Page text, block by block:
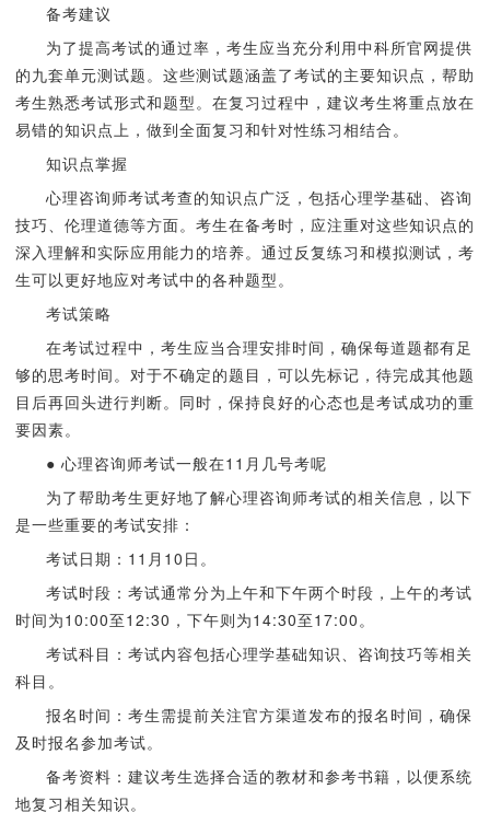
备考建议
为了提高考试的通过率，考生应当充分利用中科所官网提供
的九套单元测试题。这些测试题涵盖了考试的主要知识点，帮助
考生熟悉考试形式和题型。在复习过程中，建议考生将重点放在
易错的知识点上，做到全面复习和针对性练习相结合。
知识点掌握
心理咨询师考试考查的知识点广泛，包括心理学基础、咨询
技巧、伦理道德等方面。考生在备考时，应注重对这些知识点的
深入理解和实际应用能力的培养。通过反复练习和模拟测试，考
生可以更好地应对考试中的各种题型。
考试策略
在考试过程中，考生应当合理安排时间，确保每道题都有足
够的思考时间。对于不确定的题目，可以先标记，待完成其他题
目后再回头进行判断。同时，保持良好的心态也是考试成功的重
要因素。
● 心理咨询师考试一般在11月几号考呢
为了帮助考生更好地了解心理咨询师考试的相关信息，以下
是一些重要的考试安排：
考试日期：11月10日。
考试时段：考试通常分为上午和下午两个时段，上午的考试
时间为10:00至12:30，下午则为14:30至17:00。
考试科目：考试内容包括心理学基础知识、咨询技巧等相关
科目。
报名时间：考生需提前关注官方渠道发布的报名时间，确保
及时报名参加考试。
备考资料：建议考生选择合适的教材和参考书籍，以便系统
地复习相关知识。